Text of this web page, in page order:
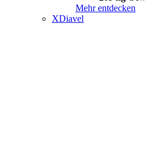
Mehr entdecken
XDiavel